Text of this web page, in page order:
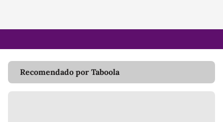
Recomendado por Taboola